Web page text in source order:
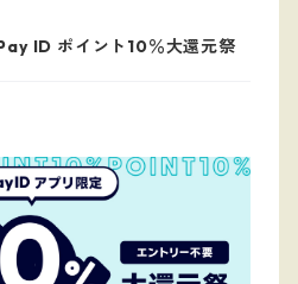
ID ポイント10％大還元祭